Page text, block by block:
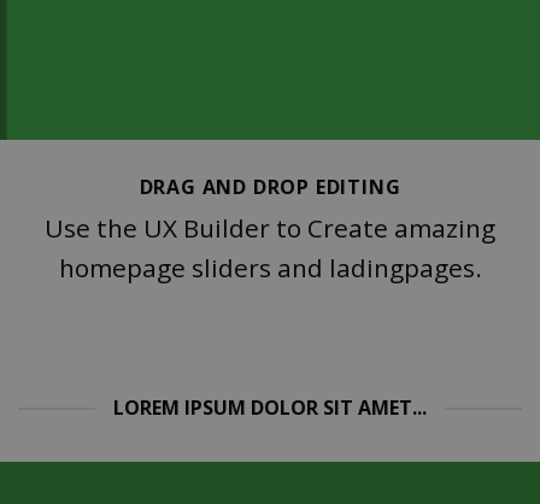
DRAG AND DROP EDITING
Use the UX Builder to Create amazing
homepage sliders and ladingpages.
LOREM IPSUM DOLOR SIT AMET...